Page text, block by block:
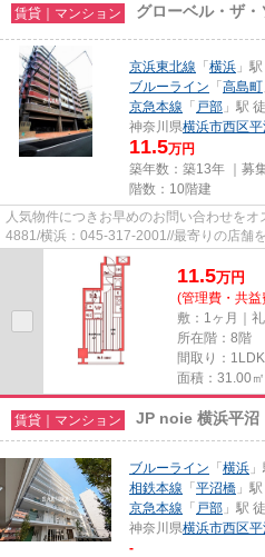
賃貸｜マンション グローベル・ザ
京浜東北線 「 横浜 」
ブルーライン 「 高島町
京急本線 「 戸部 」駅
神奈川県横浜市西区平
11.5万円
築年数：築13年 ｜募
階数：10階建
人気物件につきお早めのお問い合わせを
4881/横浜：045-317-2001//最寄りの店舗
し】【初期費用分割払い】【19...
11.5万円
(管理費・共
敷：1ヶ月｜
所在階：8階
間取り：1LDK
面積：31.00㎡
賃貸｜マンション JP noie 横浜平沼
ブルーライン 「 横浜
相鉄本線 「 平沼橋 」
京急本線 「 戸部 」駅
神奈川県横浜市西区平
-